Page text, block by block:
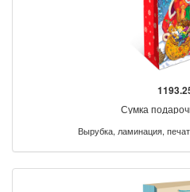
Сумка
Вырубка, ламинация,